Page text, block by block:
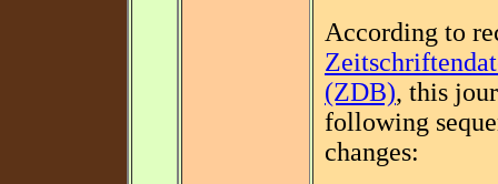
According to
(ZDB), this
following
changes: